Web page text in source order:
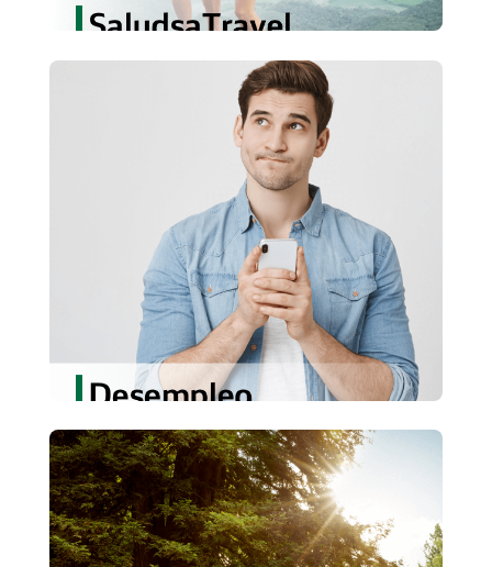
Desempleo
Cuando las cosas cambien nosotros
seguiremos a tu lado.
Conoce más
Exequial
Asistencia Exequia a nivel nacional e